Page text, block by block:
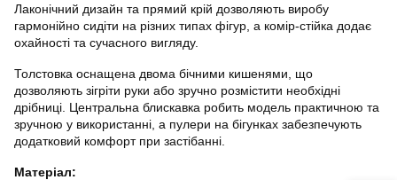
Лаконічний дизайн та прямий крій дозволяють виробу
гармонійно сидіти на різних типах фігур, а комір-стійка додає
охайності та сучасного вигляду.
Толстовка оснащена двома бічними кишенями, що
дозволяють зігріти руки або зручно розмістити необхідні
дрібниці. Центральна блискавка робить модель практичною та
зручною у використанні, а пулери на бігунках забезпечують
додатковий комфорт при застібанні.
Матеріал: